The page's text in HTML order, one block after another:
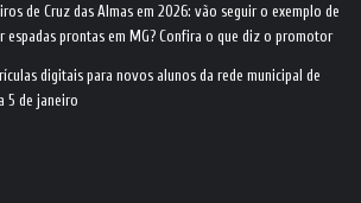
de Cruz das Almas em 2026: vão seguir o exemplo de
espadas prontas em MG? Confira o que diz o promotor
digitais para novos alunos da rede municipal de
5 de janeiro